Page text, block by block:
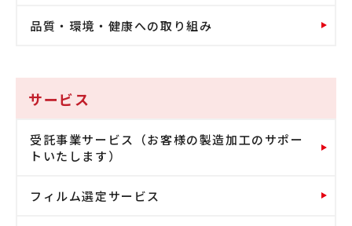
品質・環境・健康への取り組み
サービス
受託事業サービス（お客様の製造加工のサポー
トいたします）
フィルム選定サービス